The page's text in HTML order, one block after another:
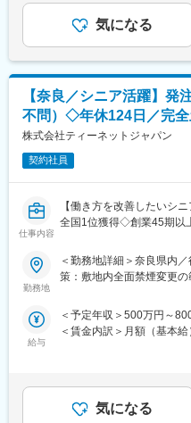
・時間外労働：月平均10～
・年間休日：121日
です。※個人によって異な
・プロジェクトについて
■当社について：
「モノづくり」×「IT」の
団です。私たちは、最先端
え、エンジニア一人ひと
ています。
「やりたいことを叶えた
そんな想いに応える多彩な
率で、成長と働きやすさ
（1）やりたいことを見つ
経験者はスキル・志向に合
（2）学習が評価・昇給に
（3）最先端技術に関わり
取引先4,800社以上。幅広
賞与あり賃金はあくまで
する可能性があります。
気になる
【奈良／シニア活躍】発
不問）◇年休124日／完
株式会社ティーネットジャパン
契約社員
仕事内容
【働き方を改善したいシ
全国1位獲得◇創業45期以
【職務概要】
当社は国土交通省、農林
滑に進むよう施工管理や
す。
道路工事等）の発注業務
工事の積算や検査などの
勤務地
＜勤務地詳細＞奈良県内
策：敷地内全面禁煙変更
給与
＜予定年収＞500万円～
＜賃金内訳＞月額（基本
給与補足＞■昇給：年1回
合には支給対象）■モデ
気になる